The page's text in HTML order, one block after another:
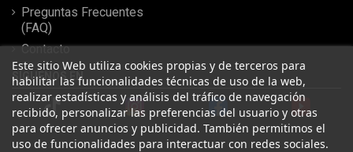
Preguntas Frecuentes
(FAQ)
Contacto
Este sitio Web utiliza cookies propias y de terceros para
habilitar las funcionalidades técnicas de uso de la web,
realizar estadísticas y análisis del tráfico de navegación
recibido, personalizar las preferencias del usuario y otras
para ofrecer anuncios y publicidad. También permitimos el
uso de funcionalidades para interactuar con redes sociales.
SÍGUENOS EN